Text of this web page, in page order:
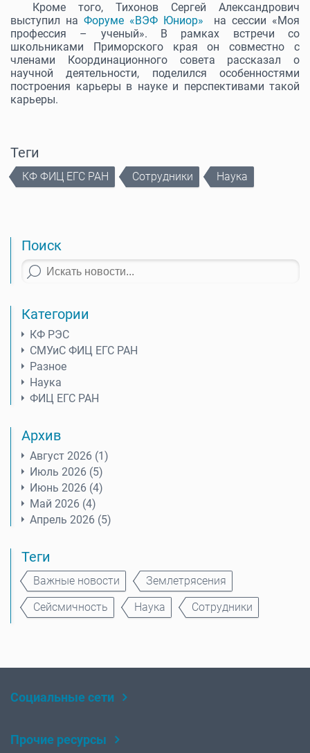
Кроме того, Тихонов Сергей Александрович
выступил на Форуме «ВЭФ Юниор» на сессии «Моя
профессия – ученый». В рамках встречи со
школьниками Приморского края он совместно с
членами Координационного совета рассказал о
научной деятельности, поделился особенностями
построения карьеры в науке и перспективами такой
карьеры.
Теги
КФ ФИЦ ЕГС РАН Сотрудники Наука
Поиск
Категории
КФ РЭС
СМУиС ФИЦ ЕГС РАН
Разное
Наука
ФИЦ ЕГС РАН
Архив
Август 2026 (1)
Июль 2026 (5)
Июнь 2026 (4)
Май 2026 (4)
Апрель 2026 (5)
Теги
Важные новости
Землетрясения
Сейсмичность
Наука Сотрудники
Социальные сети
YouTube
Прочие ресурсы